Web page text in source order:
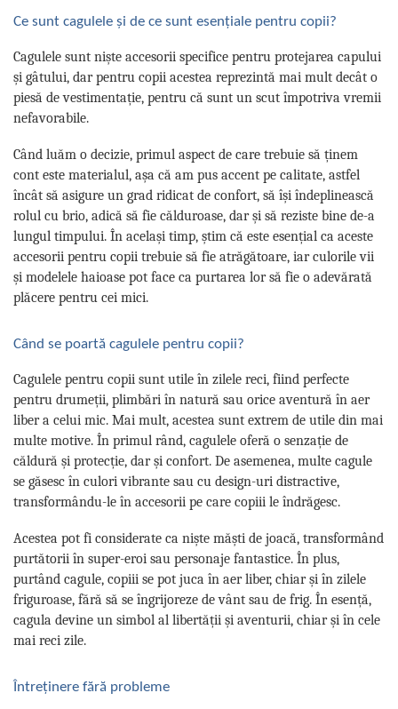
Ce sunt cagulele și de ce sunt esențiale pentru copii?
Cagulele sunt niște accesorii specifice pentru protejarea capului
și gâtului, dar pentru copii acestea reprezintă mai mult decât o
piesă de vestimentație, pentru că sunt un scut împotriva vremii
nefavorabile.
Când luăm o decizie, primul aspect de care trebuie să ținem
cont este materialul, așa că am pus accent pe calitate, astfel
încât să asigure un grad ridicat de confort, să își îndeplinească
rolul cu brio, adică să fie călduroase, dar și să reziste bine de-a
lungul timpului. În același timp, știm că este esențial ca aceste
accesorii pentru copii trebuie să fie atrăgătoare, iar culorile vii
și modelele haioase pot face ca purtarea lor să fie o adevărată
plăcere pentru cei mici.
Când se poartă cagulele pentru copii?
Cagulele pentru copii sunt utile în zilele reci, fiind perfecte
pentru drumeții, plimbări în natură sau orice aventură în aer
liber a celui mic. Mai mult, acestea sunt extrem de utile din mai
multe motive. În primul rând, cagulele oferă o senzație de
căldură și protecție, dar și confort. De asemenea, multe cagule
se găsesc în culori vibrante sau cu design-uri distractive,
transformându-le în accesorii pe care copiii le îndrăgesc.
Acestea pot fi considerate ca niște măști de joacă, transformând
purtătorii în super-eroi sau personaje fantastice. În plus,
purtând cagule, copiii se pot juca în aer liber, chiar și în zilele
friguroase, fără să se îngrijoreze de vânt sau de frig. În esență,
cagula devine un simbol al libertății și aventurii, chiar și în cele
mai reci zile.
Întreținere fără probleme